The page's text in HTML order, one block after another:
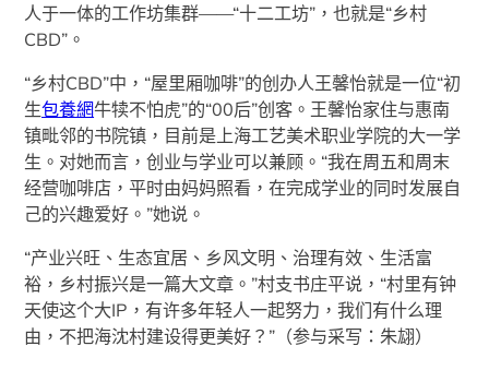
人于一体的工作坊集群——“十二工坊”，也就是“乡村
CBD”。
“乡村CBD”中，“屋里厢咖啡”的创办人王馨怡就是一位“初
生包養網牛犊不怕虎”的“00后”创客。王馨怡家住与惠南
镇毗邻的书院镇，目前是上海工艺美术职业学院的大一学
生。对她而言，创业与学业可以兼顾。“我在周五和周末
经营咖啡店，平时由妈妈照看，在完成学业的同时发展自
己的兴趣爱好。”她说。
“产业兴旺、生态宜居、乡风文明、治理有效、生活富
裕，乡村振兴是一篇大文章。”村支书庄平说，“村里有钟
天使这个大IP，有许多年轻人一起努力，我们有什么理
由，不把海沈村建设得更美好？”（参与采写：朱翃）